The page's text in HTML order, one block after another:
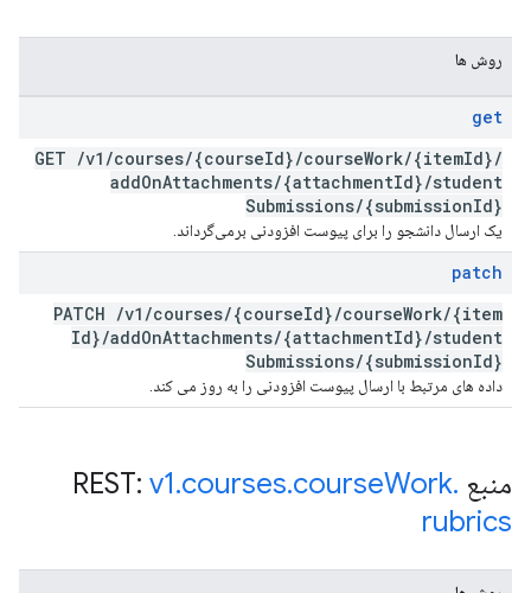
روش ها
get
GET /v1 /courses/{courseId}/courseWork/{itemId}/
addOnAttachments/{attachmentId}/student
Submissions/{submissionId}
یک ارسال دانشجو را برای پیوست افزودنی برمی‌گرداند.
patch
PATCH /v1 /courses/{courseId}/courseWork/{item
Id}/addOnAttachments/{attachmentId}/student
Submissions/{submissionId}
داده های مرتبط با ارسال پیوست افزودنی را به روز می کند.
منبع REST: v1.courses.courseWork.
rubrics